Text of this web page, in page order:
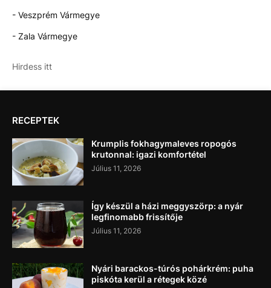
- Veszprém Vármegye
- Zala Vármegye
Hirdess itt
RECEPTEK
Krumplis fokhagymaleves ropogós
krutonnal: igazi komfortétel
Július 11, 2026
Így készül a házi meggyszörp: a nyár
legfinomabb frissítője
Július 11, 2026
Nyári barackos-túrós pohárkrém: puha
piskóta kerül a rétegek közé